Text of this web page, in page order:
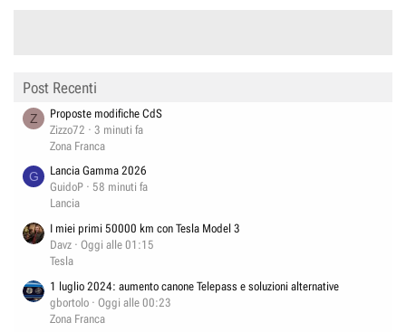
Post Recenti
Z
Proposte modifiche CdS
Zizzo72
3 minuti fa
Zona Franca
G
Lancia Gamma 2026
GuidoP
58 minuti fa
Lancia
I miei primi 50000 km con Tesla Model 3
Davz
Oggi alle 01:15
Tesla
1 luglio 2024: aumento canone Telepass e soluzioni alternative
gbortolo
Oggi alle 00:23
Zona Franca